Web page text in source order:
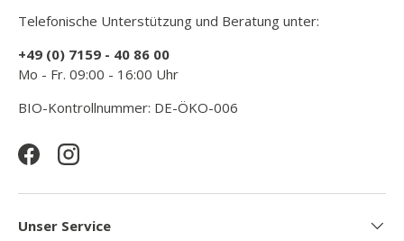
Telefonische Unterstützung und Beratung unter:
+49 (0) 7159 - 40 86 00
Mo - Fr. 09:00 - 16:00 Uhr
BIO-Kontrollnummer: DE-ÖKO-006
FacebookInstagram
Unser Service